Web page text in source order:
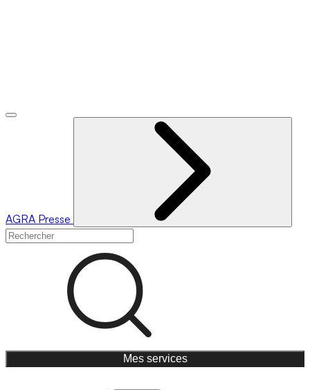
AGRA Presse
Mes services